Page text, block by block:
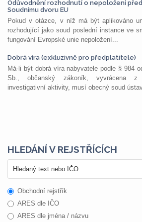
Odůvodnění rozhodnutí o nepoložení
Soudnímu dvoru EU
Pokud v otázce, v níž má být aplikováno
rozhodující jako soud poslední instance ve
fungování Evropské unie nepoložení...
Dobrá víra (exkluzivně pro předplatitele)
Má-li být dobrá víra nabyvatele podle § 984
Sb., občanský zákoník, vyvrácena z
investigativní aktivity, musí obecný soud
HLEDÁNÍ V REJSTŘÍCÍCH
Obchodní rejstřík
ARES dle IČO
ARES dle jména / názvu